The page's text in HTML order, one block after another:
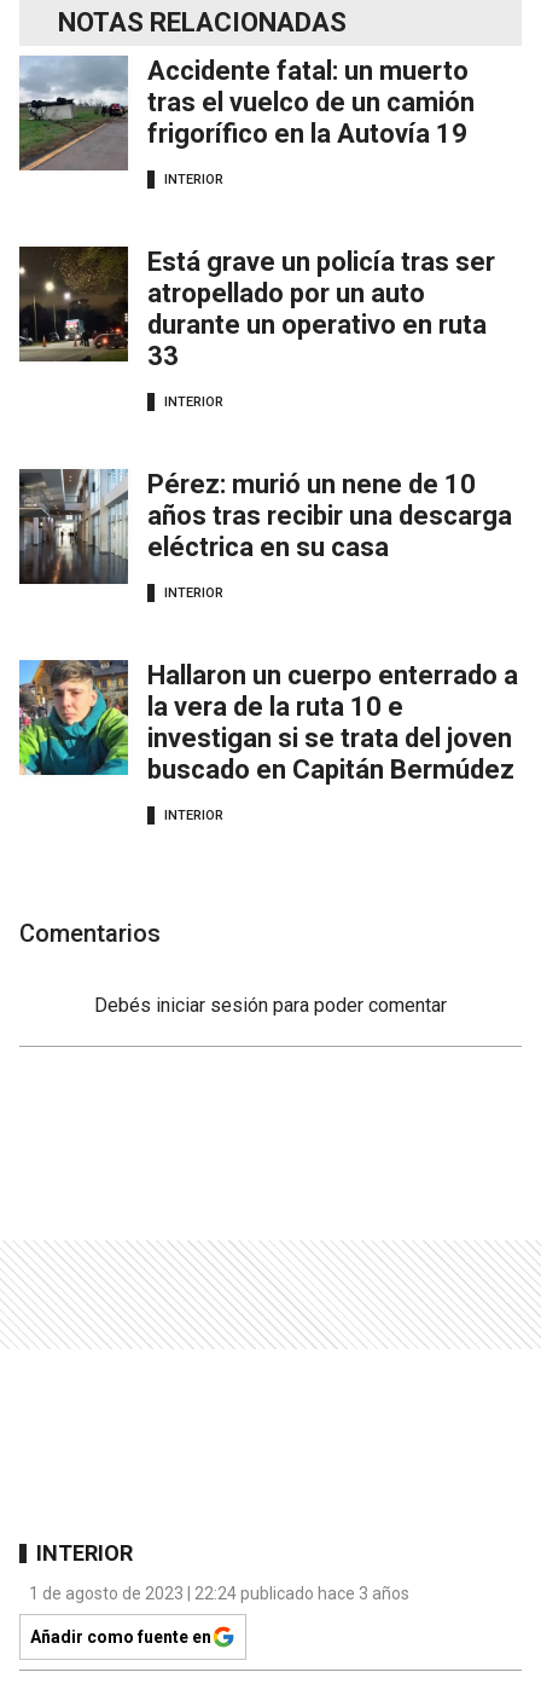
NOTAS RELACIONADAS
Accidente fatal: un muerto
tras el vuelco de un camión
frigorífico en la Autovía 19
INTERIOR
Está grave un policía tras ser
atropellado por un auto
durante un operativo en ruta
33
INTERIOR
Pérez: murió un nene de 10
años tras recibir una descarga
eléctrica en su casa
INTERIOR
Hallaron un cuerpo enterrado a
la vera de la ruta 10 e
investigan si se trata del joven
buscado en Capitán Bermúdez
INTERIOR
Comentarios
Debés iniciar sesión para poder comentar
INTERIOR
1 de agosto de 2023 | 22:24 publicado hace 3 años
Añadir como fuente en